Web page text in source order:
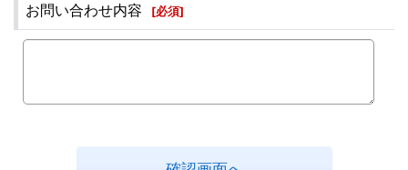
お問い合わせ内容 [必須]